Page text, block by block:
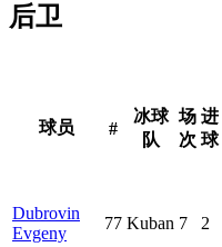
后卫
球员 #
冰球
队
场
次
进
球
Dubrovin
Evgeny
77 Kuban 7 2